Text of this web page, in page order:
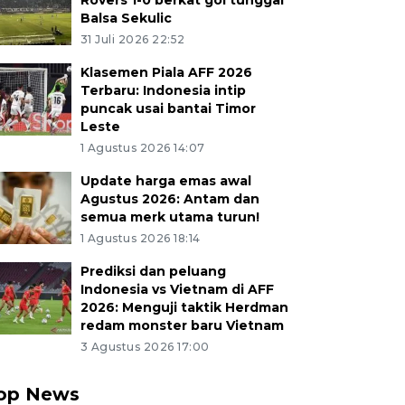
Balsa Sekulic
31 Juli 2026 22:52
Klasemen Piala AFF 2026
Terbaru: Indonesia intip
puncak usai bantai Timor
Leste
1 Agustus 2026 14:07
Update harga emas awal
Agustus 2026: Antam dan
semua merk utama turun!
1 Agustus 2026 18:14
Prediksi dan peluang
Indonesia vs Vietnam di AFF
2026: Menguji taktik Herdman
redam monster baru Vietnam
3 Agustus 2026 17:00
News